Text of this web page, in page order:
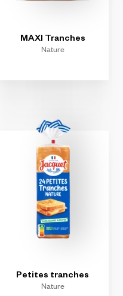
MAXI Tranches
Nature
Petites tranches
Nature